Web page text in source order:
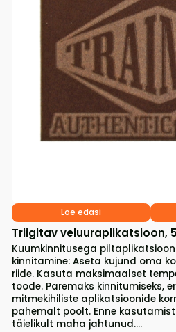
Triigitav veluuraplikatsioon,
Kuumkinnitusega
kinnitamine: Aseta kujund oma
riide. Kasuta maksimaalset
toode. Paremaks kinnitumiseks,
mitmekihiliste aplikatsioonide
pahemalt poolt. Enne
täielikult maha jahtunud....
Loe edasi